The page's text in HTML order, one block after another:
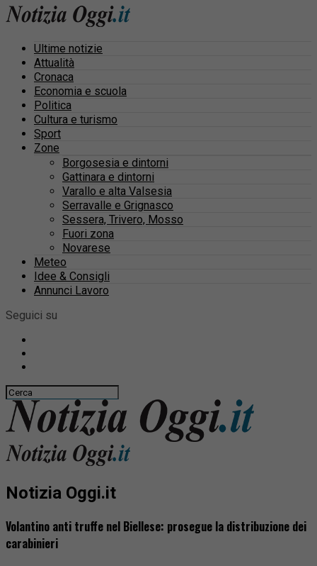
Ultime notizie
Attualità
Cronaca
Economia e scuola
Politica
Cultura e turismo
Sport
Zone
Borgosesia e dintorni
Gattinara e dintorni
Varallo e alta Valsesia
Serravalle e Grignasco
Sessera, Trivero, Mosso
Fuori zona
Novarese
Meteo
Idee & Consigli
Annunci Lavoro
Seguici su
Notizia Oggi.it
Volantino anti truffe nel Biellese: prosegue la distribuzione dei
carabinieri